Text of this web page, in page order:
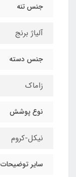
جنس تنه
آلیاژ برنج
جنس دسته
زاماک
نوع پوشش
نیکل-کروم
سایر توضیحات